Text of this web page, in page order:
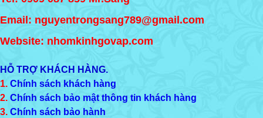
Email: nguyentrongsang789@gmail.com
Website: nhomkinhgovap.com
HỖ TRỢ KHÁCH HÀNG.
1. Chính sách khách hàng
2. Chính sách bảo mật thông tin khách hàng
3. Chính sách bảo hành